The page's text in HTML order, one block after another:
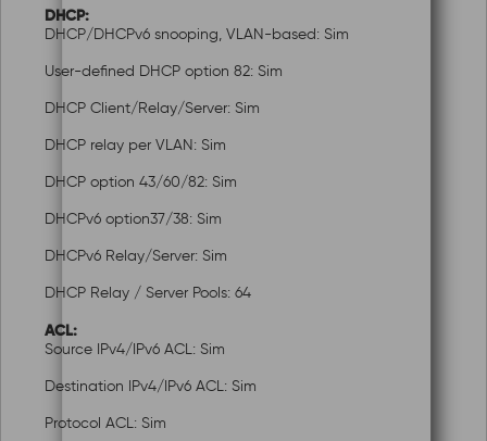
DHCP:
DHCP/DHCPv6 snooping, VLAN-based: Sim
User-defined DHCP option 82: Sim
DHCP Client/Relay/Server: Sim
DHCP relay per VLAN: Sim
DHCP option 43/60/82: Sim
DHCPv6 option37/38: Sim
DHCPv6 Relay/Server: Sim
DHCP Relay / Server Pools: 64
ACL:
Source IPv4/IPv6 ACL: Sim
Destination IPv4/IPv6 ACL: Sim
Protocol ACL: Sim